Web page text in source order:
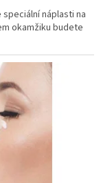
náplasti na
okamžiku budete